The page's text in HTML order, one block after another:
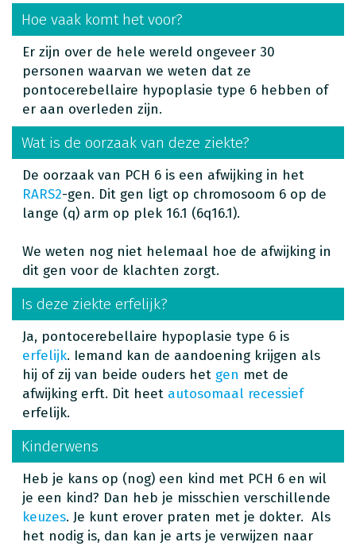
Hoe vaak komt het voor?
Er zijn over de hele wereld ongeveer 30
personen waarvan we weten dat ze
pontocerebellaire hypoplasie type 6 hebben of
er aan overleden zijn.
Wat is de oorzaak van deze ziekte?
De oorzaak van PCH 6 is een afwijking in het
RARS2-gen. Dit gen ligt op chromosoom 6 op de
lange (q) arm op plek 16.1 (6q16.1).
We weten nog niet helemaal hoe de afwijking in
dit gen voor de klachten zorgt.
Is deze ziekte erfelijk?
Ja, pontocerebellaire hypoplasie type 6 is
erfelijk. Iemand kan de aandoening krijgen als
hij of zij van beide ouders het gen met de
afwijking erft. Dit heet autosomaal recessief
erfelijk.
Kinderwens
Heb je kans op (nog) een kind met PCH 6 en wil
je een kind? Dan heb je misschien verschillende
keuzes. Je kunt erover praten met je dokter. Als
het nodig is, dan kan je arts je verwijzen naar